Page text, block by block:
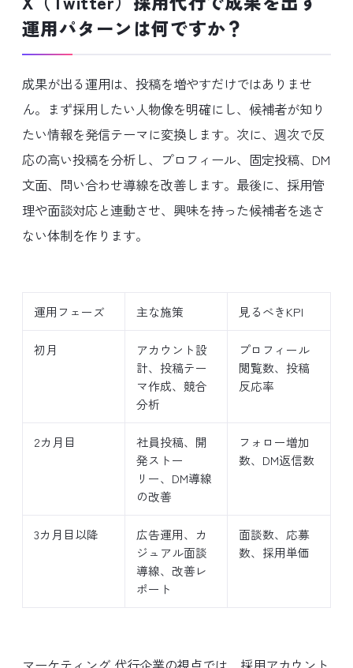
運用パターンは何ですか？
成果が出る運用は、投稿を増やすだけではありませ
ん。まず採用したい人物像を明確にし、候補者が知り
たい情報を発信テーマに変換します。次に、週次で反
応の高い投稿を分析し、プロフィール、固定投稿、DM
文面、問い合わせ導線を改善します。最後に、採用管
理や面談対応と連動させ、興味を持った候補者を逃さ
ない体制を作ります。
運用フェーズ 主な施策 見るべきKPI
初月
アカウント設
計、投稿テー
マ作成、競合
分析
プロフィール
閲覧数、投稿
反応率
2カ月目
社員投稿、開
発ストー
リー、DM導線
の改善
フォロー増加
数、DM返信数
3カ月目以降
広告運用、カ
ジュアル面談
導線、改善レ
ポート
面談数、応募
数、採用単価